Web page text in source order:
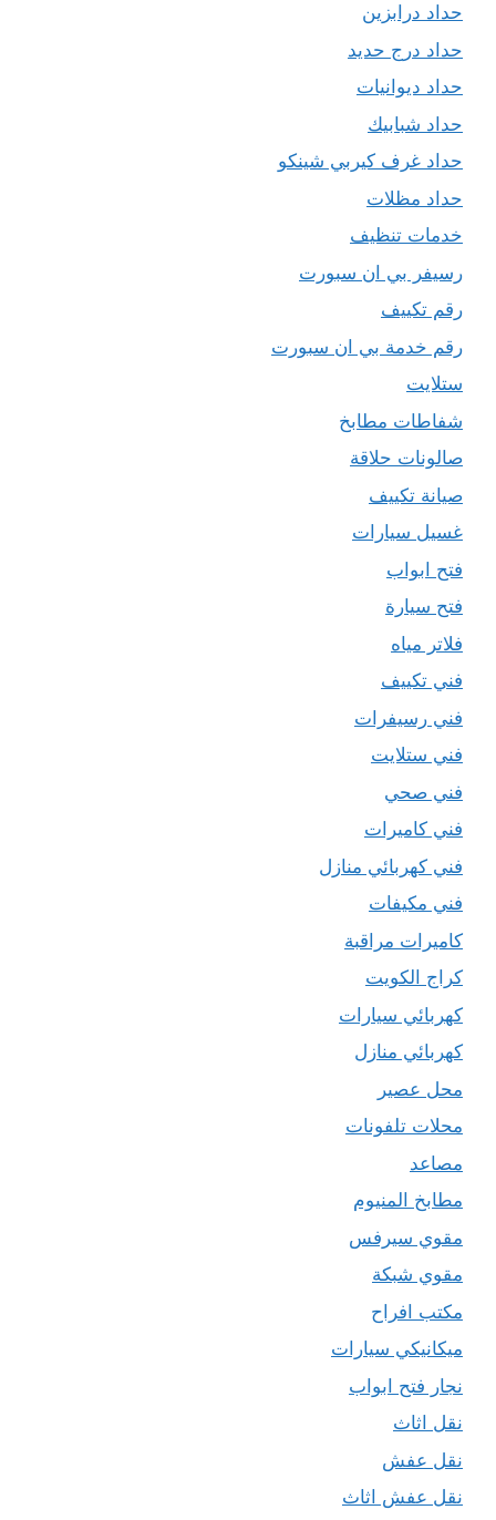
حداد درابزين
حداد درج حديد
حداد ديوانيات
حداد شبابيك
حداد غرف كيربي شينكو
حداد مظلات
خدمات تنظيف
رسيفر بي ان سبورت
رقم تكييف
رقم خدمة بي ان سبورت
ستلايت
شفاطات مطابخ
صالونات حلاقة
صيانة تكييف
غسيل سيارات
فتح ابواب
فتح سيارة
فلاتر مياه
فني تكييف
فني رسيفرات
فني ستلايت
فني صحي
فني كاميرات
فني كهربائي منازل
فني مكيفات
كاميرات مراقبة
كراج الكويت
كهربائي سيارات
كهربائي منازل
محل عصير
محلات تلفونات
مصاعد
مطابخ المنيوم
مقوي سيرفس
مقوي شبكة
مكتب افراح
ميكانيكي سيارات
نجار فتح ابواب
نقل اثاث
نقل عفش
نقل عفش اثاث